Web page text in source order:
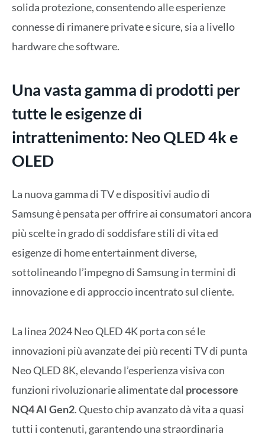
solida protezione, consentendo alle esperienze
connesse di rimanere private e sicure, sia a livello
hardware che software.
Una vasta gamma di prodotti per
tutte le esigenze di
intrattenimento: Neo QLED 4k e
OLED
La nuova gamma di TV e dispositivi audio di
Samsung è pensata per offrire ai consumatori ancora
più scelte in grado di soddisfare stili di vita ed
esigenze di home entertainment diverse,
sottolineando l’impegno di Samsung in termini di
innovazione e di approccio incentrato sul cliente.
La linea 2024 Neo QLED 4K porta con sé le
innovazioni più avanzate dei più recenti TV di punta
Neo QLED 8K, elevando l’esperienza visiva con
funzioni rivoluzionarie alimentate dal processore
NQ4 AI Gen2. Questo chip avanzato dà vita a quasi
tutti i contenuti, garantendo una straordinaria